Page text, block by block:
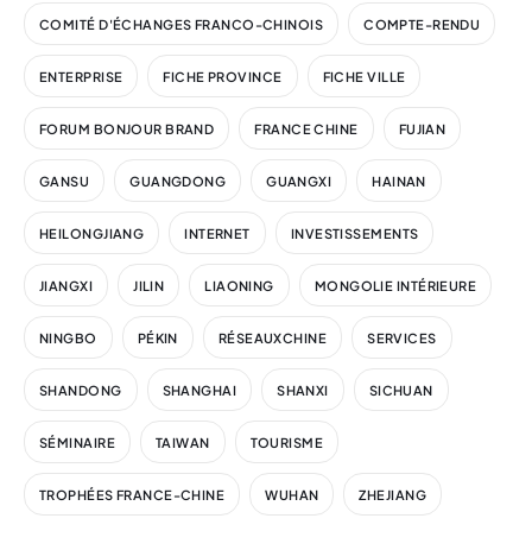
COMITÉ D'ÉCHANGES FRANCO-CHINOIS COMPTE-RENDU
ENTERPRISE FICHE PROVINCE FICHE VILLE
FORUM BONJOUR BRAND FRANCE CHINE FUJIAN
GANSU GUANGDONG GUANGXI HAINAN
HEILONGJIANG INTERNET INVESTISSEMENTS
JIANGXI JILIN LIAONING MONGOLIE INTÉRIEURE
NINGBO PÉKIN RÉSEAUXCHINE SERVICES
SHANDONG SHANGHAI SHANXI SICHUAN
SÉMINAIRE TAIWAN TOURISME
TROPHÉES FRANCE-CHINE WUHAN ZHEJIANG